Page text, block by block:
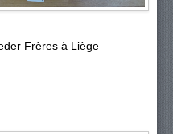
Frères à Liège